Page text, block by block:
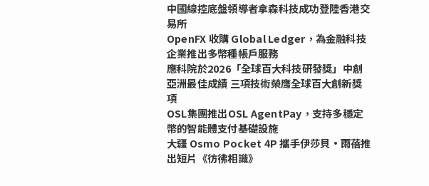
中國線控底盤領導者拿森科技成功登陸香港交
易所
OpenFX 收購 Global Ledger，為金融科技
企業推出多幣種帳戶服務
應科院於2026「全球百大科技研發獎」中創
亞洲最佳成績 三項技術榮膺全球百大創新獎
項
OSL集團推出OSL AgentPay，支持多穩定
幣的智能體支付基礎設施
大疆 Osmo Pocket 4P 攜手伊莎貝•雨蓓推
出短片《彷彿相識》